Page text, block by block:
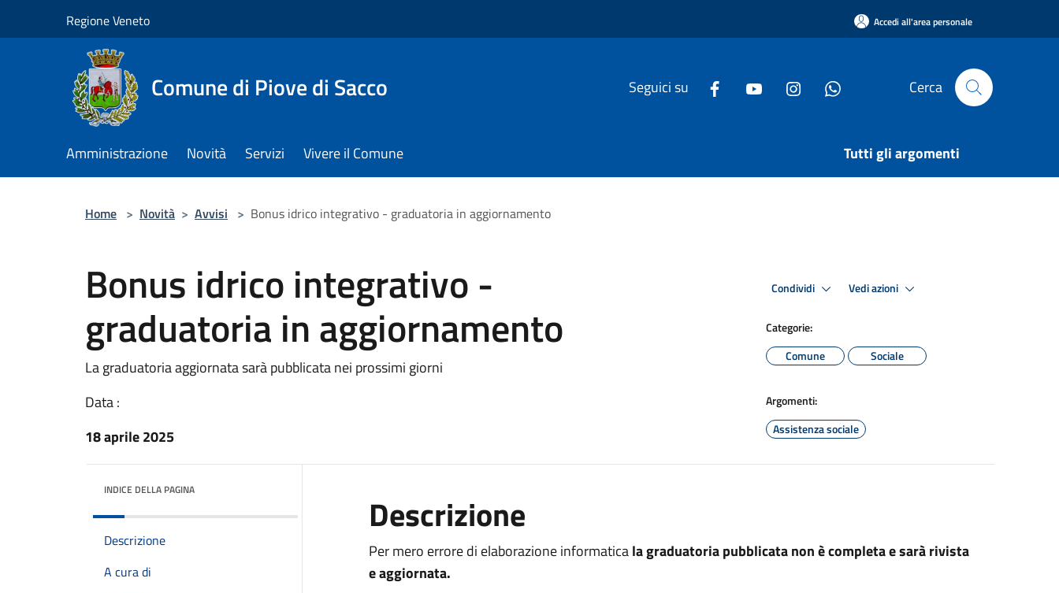
Regione Veneto Accedi all'area personale
Comune di Piove di Sacco Seguici su Cerca
Amministrazione Novità Servizi Vivere il Comune Tutti gli argomenti
Home > Novità > Avvisi > Bonus idrico integrativo - graduatoria in aggiornamento
Bonus idrico integrativo -
graduatoria in aggiornamento
La graduatoria aggiornata sarà pubblicata nei prossimi giorni
Data :
18 aprile 2025
Condividi Vedi azioni
Categorie:
Comune
Sociale
Argomenti:
Assistenza sociale
INDICE DELLA PAGINA
Descrizione
A cura di
Descrizione
Per mero errore di elaborazione informaticala graduatoria pubblicata non è completa e sarà rivista
e aggiornata.